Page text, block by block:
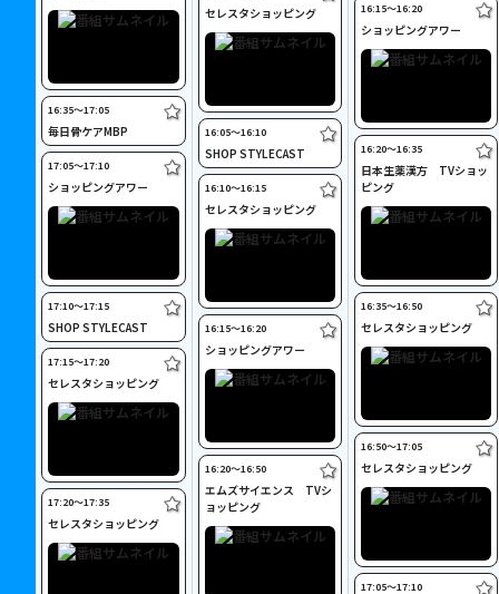
16:35〜17:05
毎日骨ケアMBP
17:05〜17:10
ショッピングアワー
17:10〜17:15
SHOP STYLECAST
17:15〜17:20
セレスタショッピング
17:20〜17:35
セレスタショッピング
セレスタショッピング
16:05〜16:10
SHOP STYLECAST
16:10〜16:15
セレスタショッピング
16:15〜16:20
ショッピングアワー
16:20〜16:50
エムズサイエンス TVシ
ョッピング
16:15〜16:20
ショッピングアワー
16:20〜16:35
日本生薬漢方 TVショッ
ピング
16:35〜16:50
セレスタショッピング
16:50〜17:05
セレスタショッピング
17:05〜17:10